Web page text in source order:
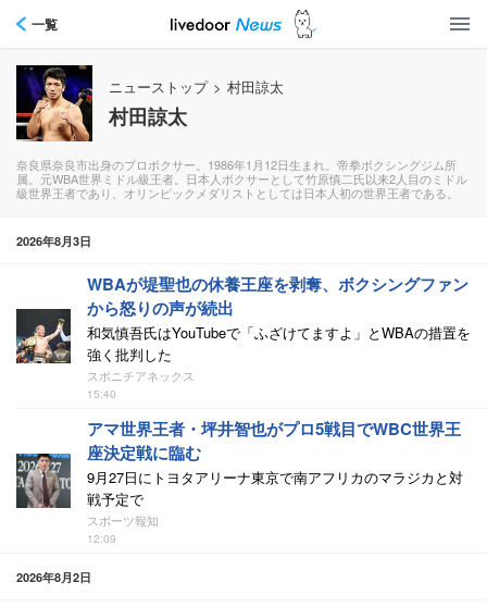
一覧
ニューストップ > 村田諒太
村田諒太
奈良県奈良市出身のプロボクサー。1986年1月12日生まれ。帝拳ボクシングジム所
属。元WBA世界ミドル級王者。日本人ボクサーとして竹原慎二氏以来2人目のミドル
級世界王者であり、オリンピックメダリストとしては日本人初の世界王者である。
2026年8月3日
WBAが堤聖也の休養王座を剥奪、ボクシングファン
から怒りの声が続出
和気慎吾氏はYouTubeで「ふざけてますよ」とWBAの措置を
強く批判した
スポニチアネックス
15:40
アマ世界王者・坪井智也がプロ5戦目でWBC世界王
座決定戦に臨む
9月27日にトヨタアリーナ東京で南アフリカのマラジカと対
戦予定で
スポーツ報知
12:09
2026年8月2日